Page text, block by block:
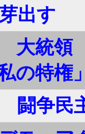
出す
大統
の特権
闘争民